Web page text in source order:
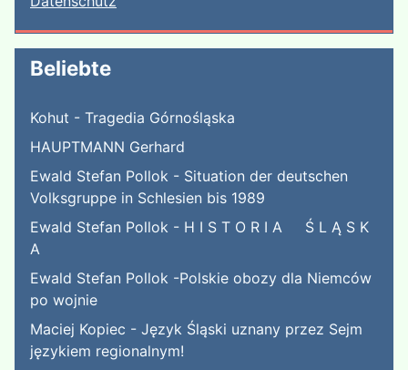
Beliebte
Kohut - Tragedia Górnośląska
HAUPTMANN Gerhard
Ewald Stefan Pollok - Situation der deutschen
Volksgruppe in Schlesien bis 1989
Ewald Stefan Pollok - H I S T O R I A Ś L Ą S K
A
Ewald Stefan Pollok -Polskie obozy dla Niemców
po wojnie
Maciej Kopiec - Język Śląski uznany przez Sejm
językiem regionalnym!